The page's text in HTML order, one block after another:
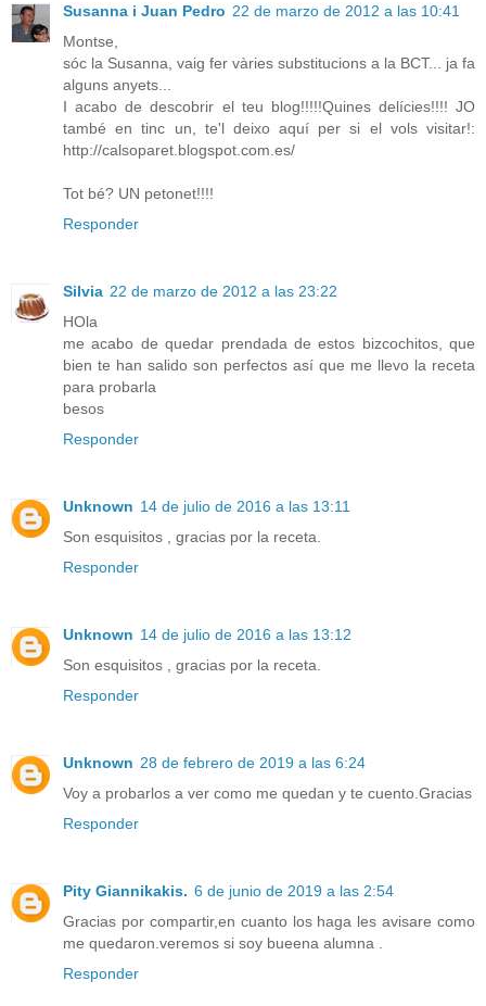
Susanna i Juan Pedro 22 de marzo de 2012 a las 10:41
Montse,
sóc la Susanna, vaig fer vàries substitucions a la BCT... ja fa
alguns anyets...
I acabo de descobrir el teu blog!!!!!Quines delícies!!!! JO
també en tinc un, te'l deixo aquí per si el vols visitar!:
http://calsoparet.blogspot.com.es/
Tot bé? UN petonet!!!!
Responder
Silvia 22 de marzo de 2012 a las 23:22
HOla
me acabo de quedar prendada de estos bizcochitos, que
bien te han salido son perfectos así que me llevo la receta
para probarla
besos
Responder
Unknown 14 de julio de 2016 a las 13:11
Son esquisitos , gracias por la receta.
Responder
Unknown 14 de julio de 2016 a las 13:12
Son esquisitos , gracias por la receta.
Responder
Unknown 28 de febrero de 2019 a las 6:24
Voy a probarlos a ver como me quedan y te cuento.Gracias
Responder
Pity Giannikakis. 6 de junio de 2019 a las 2:54
Gracias por compartir,en cuanto los haga les avisare como
me quedaron.veremos si soy bueena alumna .
Responder